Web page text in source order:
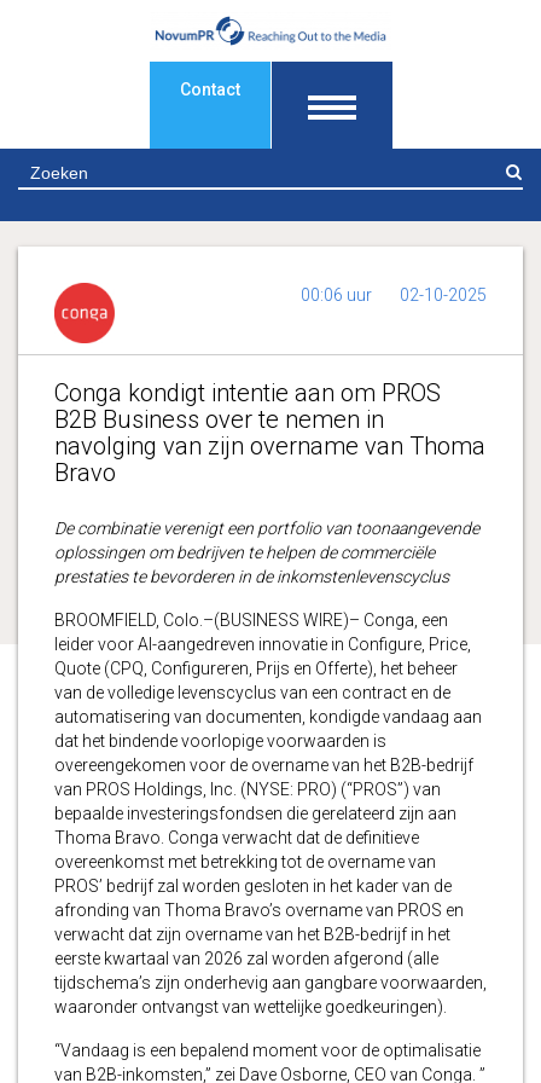
Contact
00:06 uur 02-10-2025
Conga kondigt intentie aan om PROS
B2B Business over te nemen in
navolging van zijn overname van Thoma
Bravo
De combinatie verenigt een portfolio van toonaangevende
oplossingen om bedrijven te helpen de commerciële
prestaties te bevorderen in de inkomstenlevenscyclus
BROOMFIELD, Colo.–(BUSINESS WIRE)– Conga, een
leider voor AI-aangedreven innovatie in Configure, Price,
Quote (CPQ, Configureren, Prijs en Offerte), het beheer
van de volledige levenscyclus van een contract en de
automatisering van documenten, kondigde vandaag aan
dat het bindende voorlopige voorwaarden is
overeengekomen voor de overname van het B2B-bedrijf
van PROS Holdings, Inc. (NYSE: PRO) (“PROS”) van
bepaalde investeringsfondsen die gerelateerd zijn aan
Thoma Bravo. Conga verwacht dat de definitieve
overeenkomst met betrekking tot de overname van
PROS’ bedrijf zal worden gesloten in het kader van de
afronding van Thoma Bravo’s overname van PROS en
verwacht dat zijn overname van het B2B-bedrijf in het
eerste kwartaal van 2026 zal worden afgerond (alle
tijdschema’s zijn onderhevig aan gangbare voorwaarden,
waaronder ontvangst van wettelijke goedkeuringen).
“Vandaag is een bepalend moment voor de optimalisatie
van B2B-inkomsten,” zei Dave Osborne, CEO van Conga. ”